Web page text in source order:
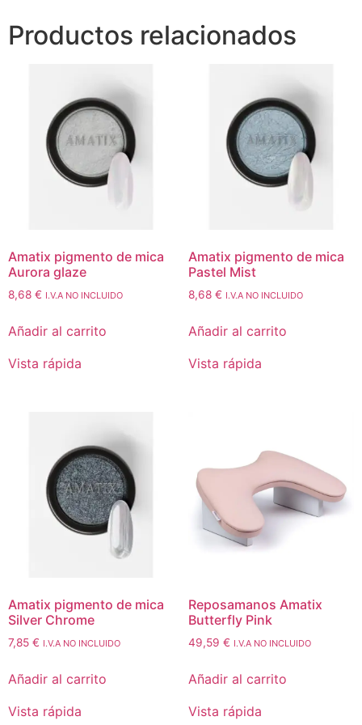
Productos relacionados
Amatix pigmento de mica
Aurora glaze
8,68 € I.V.A NO INCLUIDO
Añadir al carrito
Vista rápida
Amatix pigmento de mica
Pastel Mist
8,68 € I.V.A NO INCLUIDO
Añadir al carrito
Vista rápida
Amatix pigmento de mica
Silver Chrome
7,85 € I.V.A NO INCLUIDO
Añadir al carrito
Vista rápida
Reposamanos Amatix
Butterfly Pink
49,59 € I.V.A NO INCLUIDO
Añadir al carrito
Vista rápida